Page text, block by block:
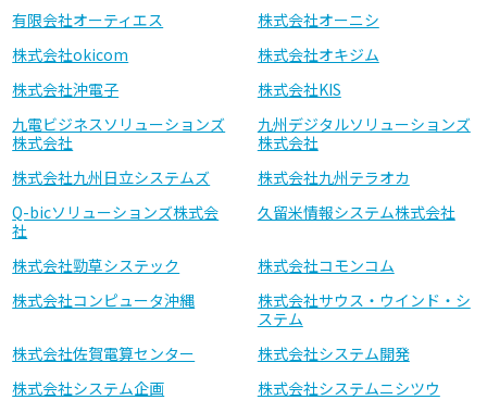
有限会社オーティエス
株式会社オーニシ
株式会社okicom
株式会社オキジム
株式会社沖電子
株式会社KIS
九電ビジネスソリューションズ
株式会社
九州デジタルソリューションズ
株式会社
株式会社九州日立システムズ
株式会社九州テラオカ
Q-bicソリューションズ株式会
社
久留米情報システム株式会社
株式会社勁草システック
株式会社コモンコム
株式会社コンピュータ沖縄
株式会社サウス・ウインド・シ
ステム
株式会社佐賀電算センター
株式会社システム開発
株式会社システム企画
株式会社システムニシツウ